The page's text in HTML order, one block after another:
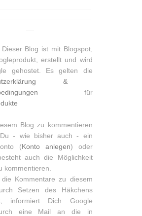
Dieser Blog ist mit Blogspot,
erstellt und wird
gehostet. Es gelten die
&
für
Blog zu kommentieren
Du - wie bisher auch - ein
(Konto anlegen) oder
auch die Möglichkeit
kommentieren.
Kommentare zu diesem
Setzen des Häkchens
informiert Dich Google
eine Mail an die in